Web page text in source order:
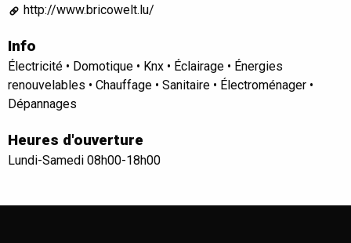
http://www.bricowelt.lu/
Info
Électricité • Domotique • Knx • Éclairage • Énergies
renouvelables • Chauffage • Sanitaire • Électroménager •
Dépannages
Heures d'ouverture
Lundi-Samedi 08h00-18h00